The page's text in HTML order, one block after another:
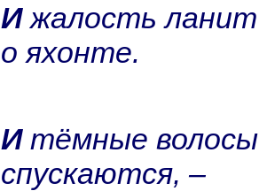
И жалость ланит её нaпомнит
о яхонте.
И тёмные волосы нa бедpa
спускаются, –